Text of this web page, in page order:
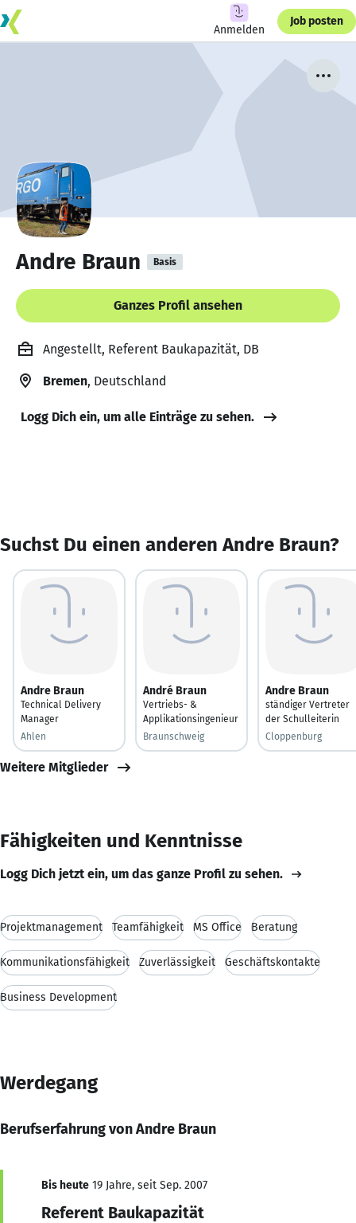
Anmelden
Job posten
Andre Braun Basis
Ganzes Profil ansehen
Angestellt, Referent Baukapazität, DB
Bremen, Deutschland
Logg Dich ein, um alle Einträge zu sehen.
Suchst Du einen anderen Andre Braun?
Andre Braun
Technical Delivery
Manager
Ahlen
André Braun
Vertriebs- &
Applikationsingenieur
Braunschweig
Andre Braun
ständiger Vertreter
der Schulleiterin
Cloppenburg
Weitere Mitglieder
Fähigkeiten und Kenntnisse
Logg Dich jetzt ein, um das ganze Profil zu sehen.
Projektmanagement Teamfähigkeit MS Office Beratung
Kommunikationsfähigkeit Zuverlässigkeit Geschäftskontakte
Business Development
Werdegang
Berufserfahrung von Andre Braun
Bis heute 19 Jahre, seit Sep. 2007
Referent Baukapazität